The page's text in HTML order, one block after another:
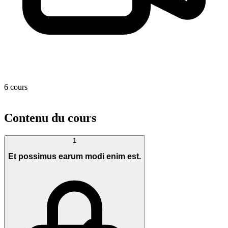
6 cours
Contenu du cours
1
Et possimus earum modi enim est.